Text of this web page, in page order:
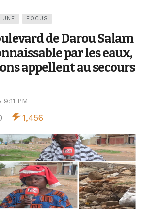
UNE FOCUS
de Darou Salam
par les eaux,
appellent au secours
PM
1,456